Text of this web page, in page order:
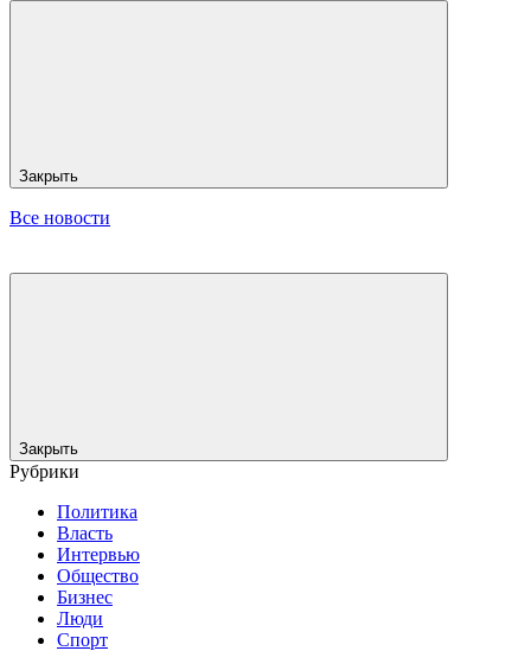
Закрыть
Все новости
Закрыть
Рубрики
Политика
Власть
Интервью
Общество
Бизнес
Люди
Спорт